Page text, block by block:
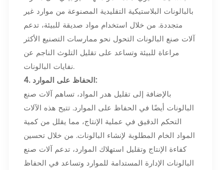
بالبالونات البلاستيكية التقليدية المصنوعة من موارد غير
متجددة. من خلال استخدام مواد صديقة للبيئة، تدعم
آلات صنع البالونات التحول نحو ممارسات التصنيع الأكثر
مراعاة للبيئة وتساعد على تقليل التلوث الناجم عن
نفايات البالونات.
4. الحفاظ على الموارد:
بالإضافة إلى تقليل هدر المواد، تساهم آلات صنع
البالونات أيضًا في الحفاظ على الموارد. تتيح هذه الآلات
التحكم الدقيق في عملية الإنتاج، مما يقلل من كمية
المواد الخام المطلوبة لإنشاء البالونات. من خلال تحسين
كفاءة الإنتاج وتقليل استهلاك الموارد، تدعم آلات صنع
البالونات الإدارة المستدامة للموارد وتساعد في الحفاظ